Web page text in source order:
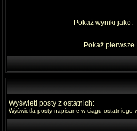
Pokaż wyniki jako:
Pokaż pierwsze
Wyświetl posty z ostatnich:
Wyświetla posty napisane w ciągu ostatniego